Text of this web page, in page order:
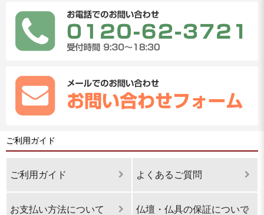
ご利用ガイド
ご利用ガイド よくあるご質問
お支払い方法について 仏壇・仏具の保証について